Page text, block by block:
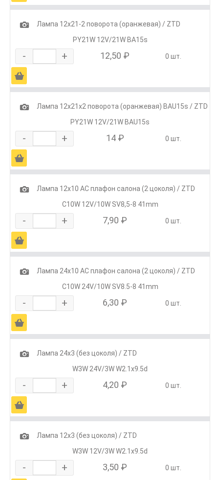
1
Лампа 12х21-2 поворота (оранжевая) / ZTD
PY21W 12V/21W BA15s
- + 12,50 ₽ 0 шт.
Ä
1
Лампа 12х21х2 поворота (оранжевая) BAU15s / ZTD
PY21W 12V/21W BAU15s
- + 14 ₽ 0 шт.
Ä
1
Лампа 12х10 АС плафон салона (2 цоколя) / ZTD
C10W 12V/10W SV8,5-8 41mm
- + 7,90 ₽ 0 шт.
Ä
1
Лампа 24х10 АС плафон салона (2 цоколя) / ZTD
C10W 24V/10W SV8.5-8 41mm
- + 6,30 ₽ 0 шт.
Ä
1
Лампа 24х3 (без цоколя) / ZTD
W3W 24V/3W W2.1x9.5d
- + 4,20 ₽ 0 шт.
Ä
1
Лампа 12х3 (без цоколя) / ZTD
W3W 12V/3W W2.1x9.5d
- + 3,50 ₽ 0 шт.